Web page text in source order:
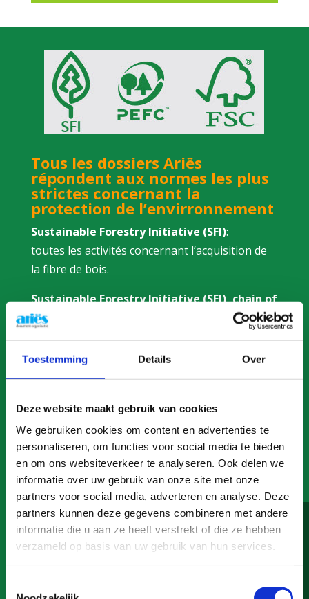
Toestemming Details Over
Deze website maakt gebruik van cookies
We gebruiken cookies om content en advertenties te
personaliseren, om functies voor social media te bieden
en om ons websiteverkeer te analyseren. Ook delen we
informatie over uw gebruik van onze site met onze
partners voor social media, adverteren en analyse. Deze
partners kunnen deze gegevens combineren met andere
informatie die u aan ze heeft verstrekt of die ze hebben
verzameld op basis van uw gebruik van hun services.
Tous les dossiers Ariës
répondent aux normes les plus
strictes concernant la
protection de l’envirronnement
Sustainable Forestry Initiative (SFI):
toutes les activités concernant l’acquisition de
la fibre de bois.
Sustainable Forestry Initiative (SFI), chain of
custody
concerne la chaine de contrôle tout au long de
la chaine de
production du papier et de la pâte de papier.
Programme for the endorsement of Forest
Certification Schemes in accordance with
PEFC chain of custody of forest based
products (PEFC):
concerne le programme en place pour les
«Programmes de certificats
forestiers» correspondant au PEFC, la chaine de
contrôle des produits forestiers.
concerne le système de contrôle des produits